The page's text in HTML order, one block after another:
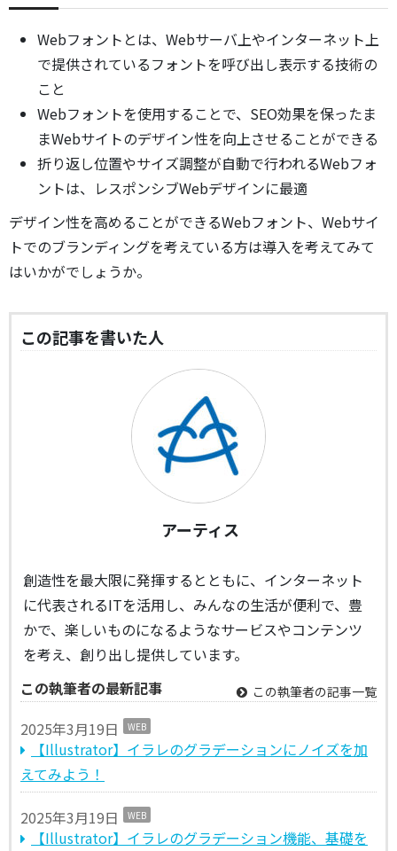
Webフォントとは、Webサーバ上やインターネット上
で提供されているフォントを呼び出し表示する技術の
こと
Webフォントを使用することで、SEO効果を保ったま
まWebサイトのデザイン性を向上させることができる
折り返し位置やサイズ調整が自動で行われるWebフォ
ントは、レスポンシブWebデザインに最適
デザイン性を高めることができるWebフォント、Webサイ
トでのブランディングを考えている方は導入を考えてみて
はいかがでしょうか。
この記事を書いた人
アーティス
創造性を最大限に発揮するとともに、インターネット
に代表されるITを活用し、みんなの生活が便利で、豊
かで、楽しいものになるようなサービスやコンテンツ
を考え、創り出し提供しています。
この執筆者の最新記事
この執筆者の記事一覧
2025年3月19日 WEB
【Illustrator】イラレのグラデーションにノイズを加
えてみよう！
2025年3月19日 WEB
【Illustrator】イラレのグラデーション機能、基礎を